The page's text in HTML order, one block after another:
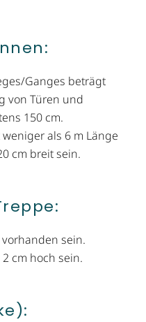
Ganges beträgt
von Türen und
150 cm.
als 6 m Länge
cm breit sein.
sein.
cm hoch sein.